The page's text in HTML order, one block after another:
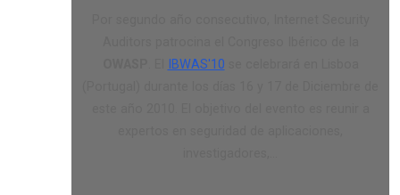
IBWAS'10